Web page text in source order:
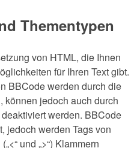
Thementypen
von HTML, die Ihnen
für Ihren Text gibt.
BBCode werden durch die
können jedoch auch durch
werden. BBCode
jedoch werden Tags von
und „>“) Klammern